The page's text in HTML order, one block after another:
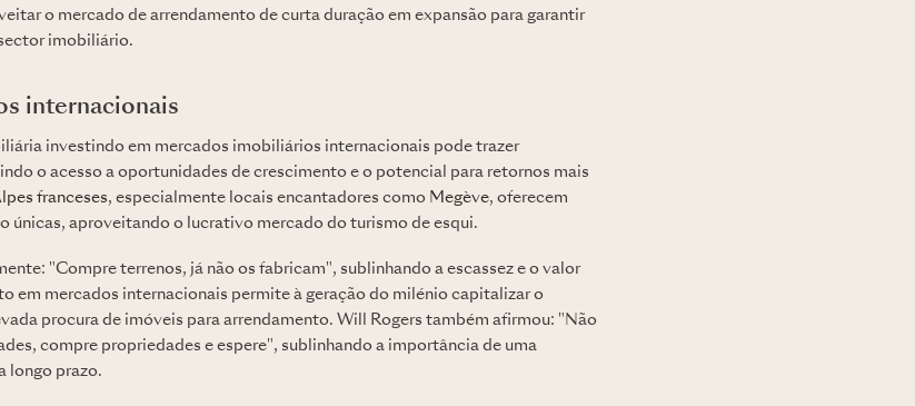
o mercado de arrendamento de curta duração em expansão para garantir
imobiliário.
internacionais
investindo em mercados imobiliários internacionais pode trazer
o acesso a oportunidades de crescimento e o potencial para retornos mais
franceses, especialmente locais encantadores como Megève, oferecem
únicas, aproveitando o lucrativo mercado do turismo de esqui.
"Compre terrenos, já não os fabricam", sublinhando a escassez e o valor
em mercados internacionais permite à geração do milénio capitalizar o
procura de imóveis para arrendamento. Will Rogers também afirmou: "Não
compre propriedades e espere", sublinhando a importância de uma
longo prazo.